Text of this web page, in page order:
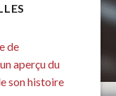
de
aperçu du
son histoire